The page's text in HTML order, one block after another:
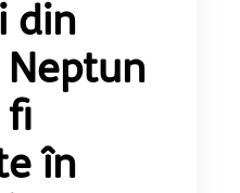
din
fi
în